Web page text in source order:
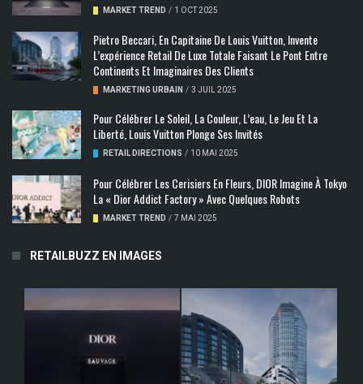
MARKET TREND / 1 OCT 2025
Pietro Beccari, En Capitaine De Louis Vuitton, Invente
L’expérience Retail De Luxe Totale Faisant Le Pont Entre
Continents Et Imaginaires Des Clients
MARKETING URBAIN / 3 JUIL 2025
Pour Célébrer Le Soleil, La Couleur, L’eau, Le Jeu Et La
Liberté, Louis Vuitton Plonge Ses Invités
RETAIL DIRECTIONS / 10 MAI 2025
Pour Célébrer Les Cerisiers En Fleurs, DIOR Imagine À Tokyo
La « Dior Addict Factory » Avec Quelques Robots
MARKET TREND / 7 MAI 2025
RETAILBUZZ EN IMAGES